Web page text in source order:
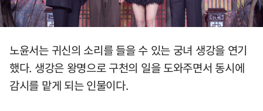
노윤서는 귀신의 소리를 들을 수 있는 궁녀 생강을 연기
했다. 생강은 왕명으로 구천의 일을 도와주면서 동시에
감시를 맡게 되는 인물이다.